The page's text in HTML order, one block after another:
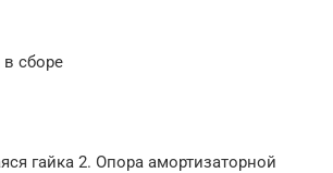
сборе
гайка 2. Опора амортизаторной